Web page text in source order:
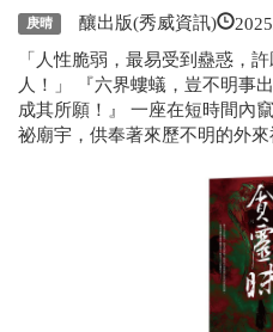
庚晴 釀出版(秀威資訊)
「人性脆弱，最易受到蠱惑，
人！」 『六界螻蟻，豈不明事
成其所願！』 一座在短時間內
祕廟宇，供奉著來歷不明的外來